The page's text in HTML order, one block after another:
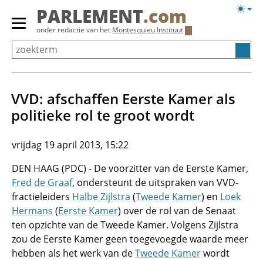
Overslaan
Primair
menu
tonen/verbergen
PARLEMENT.com
onder redactie van het Montesquieu Instituut
VVD: afschaffen Eerste Kamer als
politieke rol te groot wordt
vrijdag 19 april 2013, 15:22
DEN HAAG (PDC) - De voorzitter van de Eerste Kamer,
Fred de Graaf, ondersteunt de uitspraken van VVD-
fractieleiders Halbe Zijlstra (Tweede Kamer) en Loek
Hermans (Eerste Kamer) over de rol van de Senaat
ten opzichte van de Tweede Kamer. Volgens Zijlstra
zou de Eerste Kamer geen toegevoegde waarde meer
hebben als het werk van deTweede Kamerwordt